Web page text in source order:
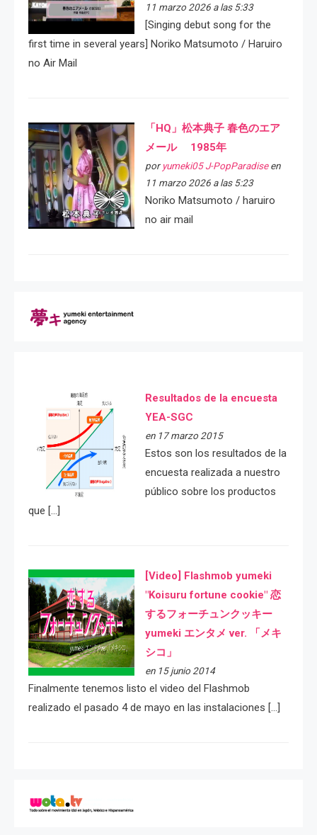
11 marzo 2026 a las 5:33
[Singing debut song for the
first time in several years] Noriko Matsumoto / Haruiro
no Air Mail
「HQ」松本典子 春色のエア
メール 1985年
por yumeki05 J-PopParadiseen
11 marzo 2026 a las 5:23
Noriko Matsumoto / haruiro
no air mail
Resultados de la encuesta
YEA-SGC
en 17 marzo 2015
Estos son los resultados de la
encuesta realizada a nuestro
público sobre los productos
que […]
[Video] Flashmob yumeki
"Koisuru fortune cookie" 恋
するフォーチュンクッキー
yumeki エンタメ ver. 「メキ
シコ」
en 15 junio 2014
Finalmente tenemos listo el video del Flashmob
realizado el pasado 4 de mayo en las instalaciones […]